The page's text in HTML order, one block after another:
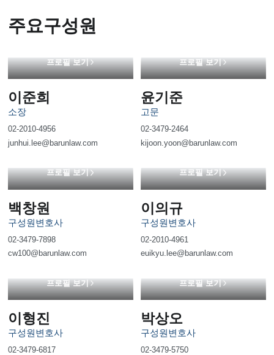
주요구성원
프로필 보기
이준희
소장
02-2010-4956
junhui.lee@barunlaw.com
프로필 보기
윤기준
고문
02-3479-2464
kijoon.yoon@barunlaw.com
프로필 보기
백창원
구성원변호사
02-3479-7898
cw100@barunlaw.com
프로필 보기
이의규
구성원변호사
02-2010-4961
euikyu.lee@barunlaw.com
프로필 보기
이형진
구성원변호사
02-3479-6817
프로필 보기
박상오
구성원변호사
02-3479-5750